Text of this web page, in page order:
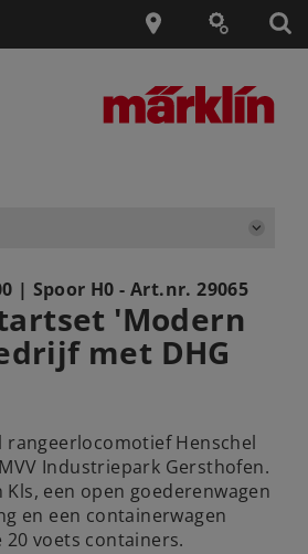
| Spoor H0 - Art.nr.29065
'Modern
met DHG
rangeerlocomotief Henschel
Industriepark Gersthofen.
Kls, een open goederenwagen
en een containerwagen
voets containers.